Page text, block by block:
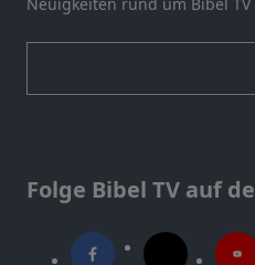
Folge Bibel TV auf